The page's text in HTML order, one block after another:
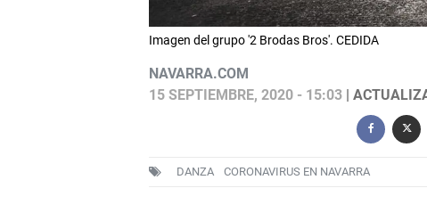
Imagen del grupo '2 Brodas Bros'. CEDIDA
NAVARRA.COM
15 SEPTIEMBRE, 2020 - 15:03|
DANZA CORONAVIRUS EN NAVARRA